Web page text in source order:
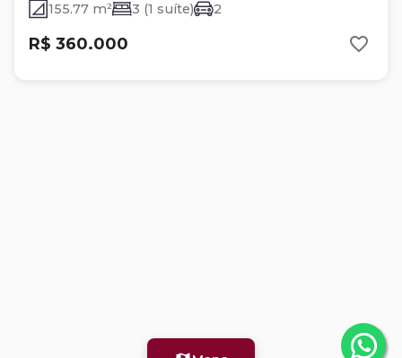
155.77 m² 3 (1 suíte) 2
R$ 360.000